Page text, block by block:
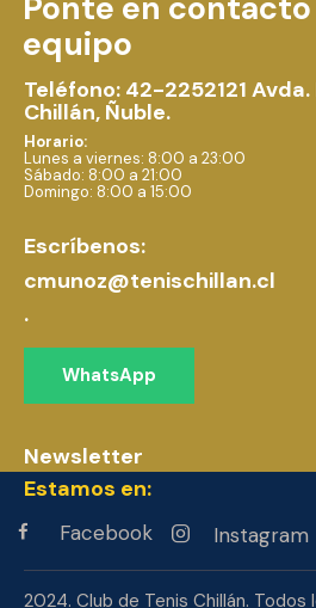
equipo
Teléfono: 42-2252121
Chillán, Ñuble.
Horario:
Lunes a viernes: 8:00 a 23:00
Sábado: 8:00 a 21:00
Domingo: 8:00 a 15:00
Escríbenos:
cmunoz@tenischillan.cl
.
WhatsApp
Newsletter
Estamos en:
Facebook Instagram
2024. Club de Tenis Chillán. Todos